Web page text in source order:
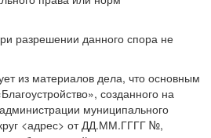
разрешении данного спора не
из материалов дела, что основным
созданного на
муниципального
<адрес> от ДД.ММ.ГГГГ №,